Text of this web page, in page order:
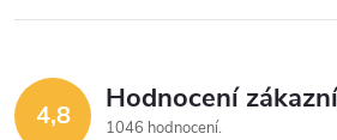
4,8 Hodnocení
1046 hodnocení